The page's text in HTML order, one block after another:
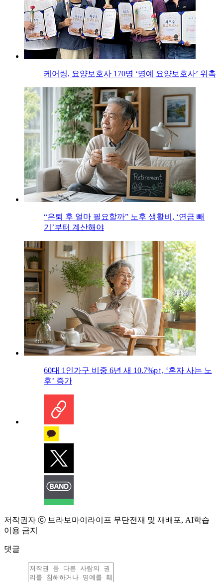
케어링, 요양보호사 170명 ‘명예 요양보호사’ 위촉
“은퇴 후 얼마 필요할까” 노후 생활비, ‘연금 빼
기’부터 계산해야
60대 1인가구 비중 6년 새 10.7%p↑, ‘혼자 사는 노
후’ 증가
저작권자 ⓒ 브라보마이라이프 무단전재 및 재배포, AI학습
이용 금지
댓글